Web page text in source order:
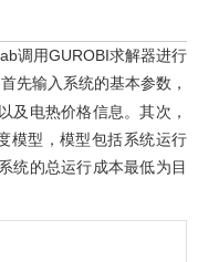
调用GUROBI求解器进行
先输入系统的基本参数，
及电热价格信息。其次，
模型，模型包括系统运行
统的总运行成本最低为目